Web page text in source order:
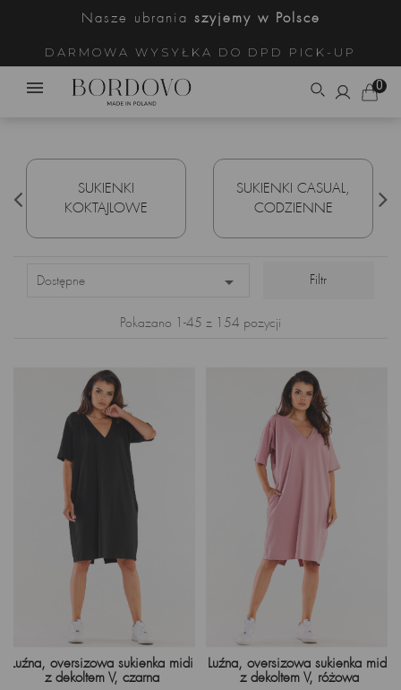
Nasze ubrania szyjemy w Polsce
DARMOWA WYSYŁKA DO DPD PICK-UP
0
SUKIENKI
KOKTAJLOWE
SUKIENKI CASUAL,
CODZIENNE
Dostępne  Filtr
Pokazano 1-45 z 154 pozycji
Luźna, oversizowa sukienka midi
z dekoltem V, czarna
Luźna, oversizowa sukienka midi
z dekoltem V, różowa